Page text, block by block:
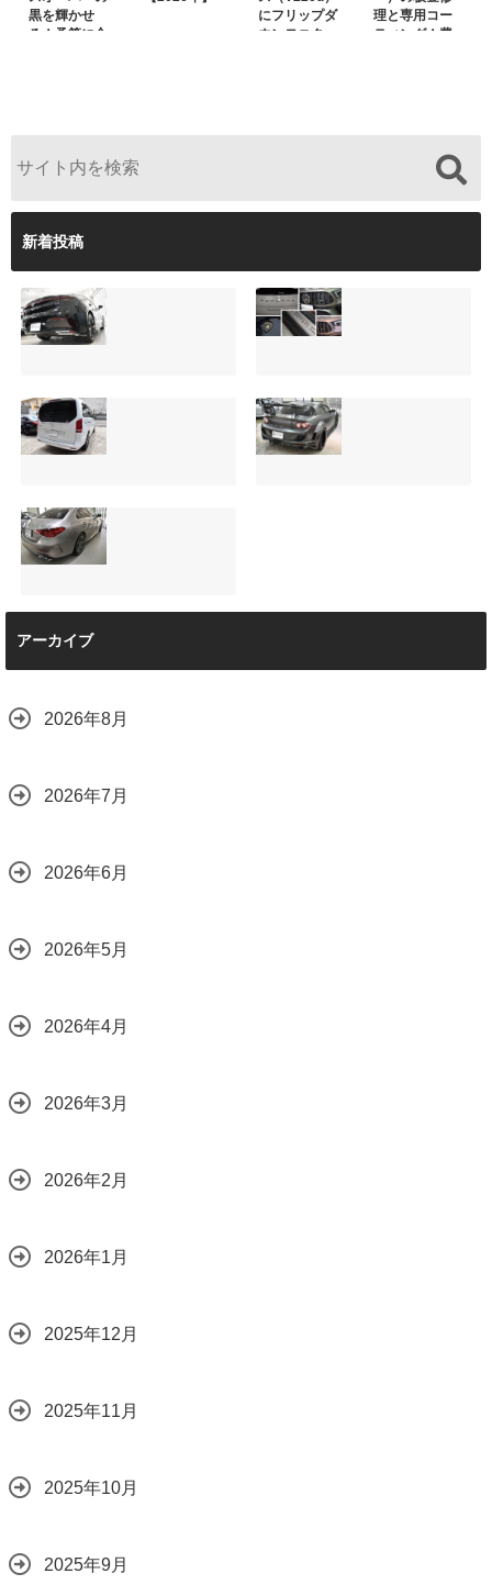
黒を輝かせ
る！予算に合
にフリップダ
ウンモニター
理と専用コー
ティング！費
新着投稿
【施工事例】クラ
ウンクロスオーバ
ーの黒を輝かせ
と車内イルミネー
ション設置
2026.08.08
夏季休暇について
ご案内【2026年】
2026.08.05
サンルーフ付きベ
ンツVクラス
（V220d）にフリ
店で断られた悩み
をプロの技術で解
2026.08.04
は？
【施工事例】メル
セデス・ベンツ
C220d｜3層セラ
取り”「ミックスコ
ート」と弱点克服
2026.07.28
アーカイブ
2026年8月
2026年7月
2026年6月
2026年5月
2026年4月
2026年3月
2026年2月
2026年1月
2025年12月
2025年11月
2025年10月
2025年9月